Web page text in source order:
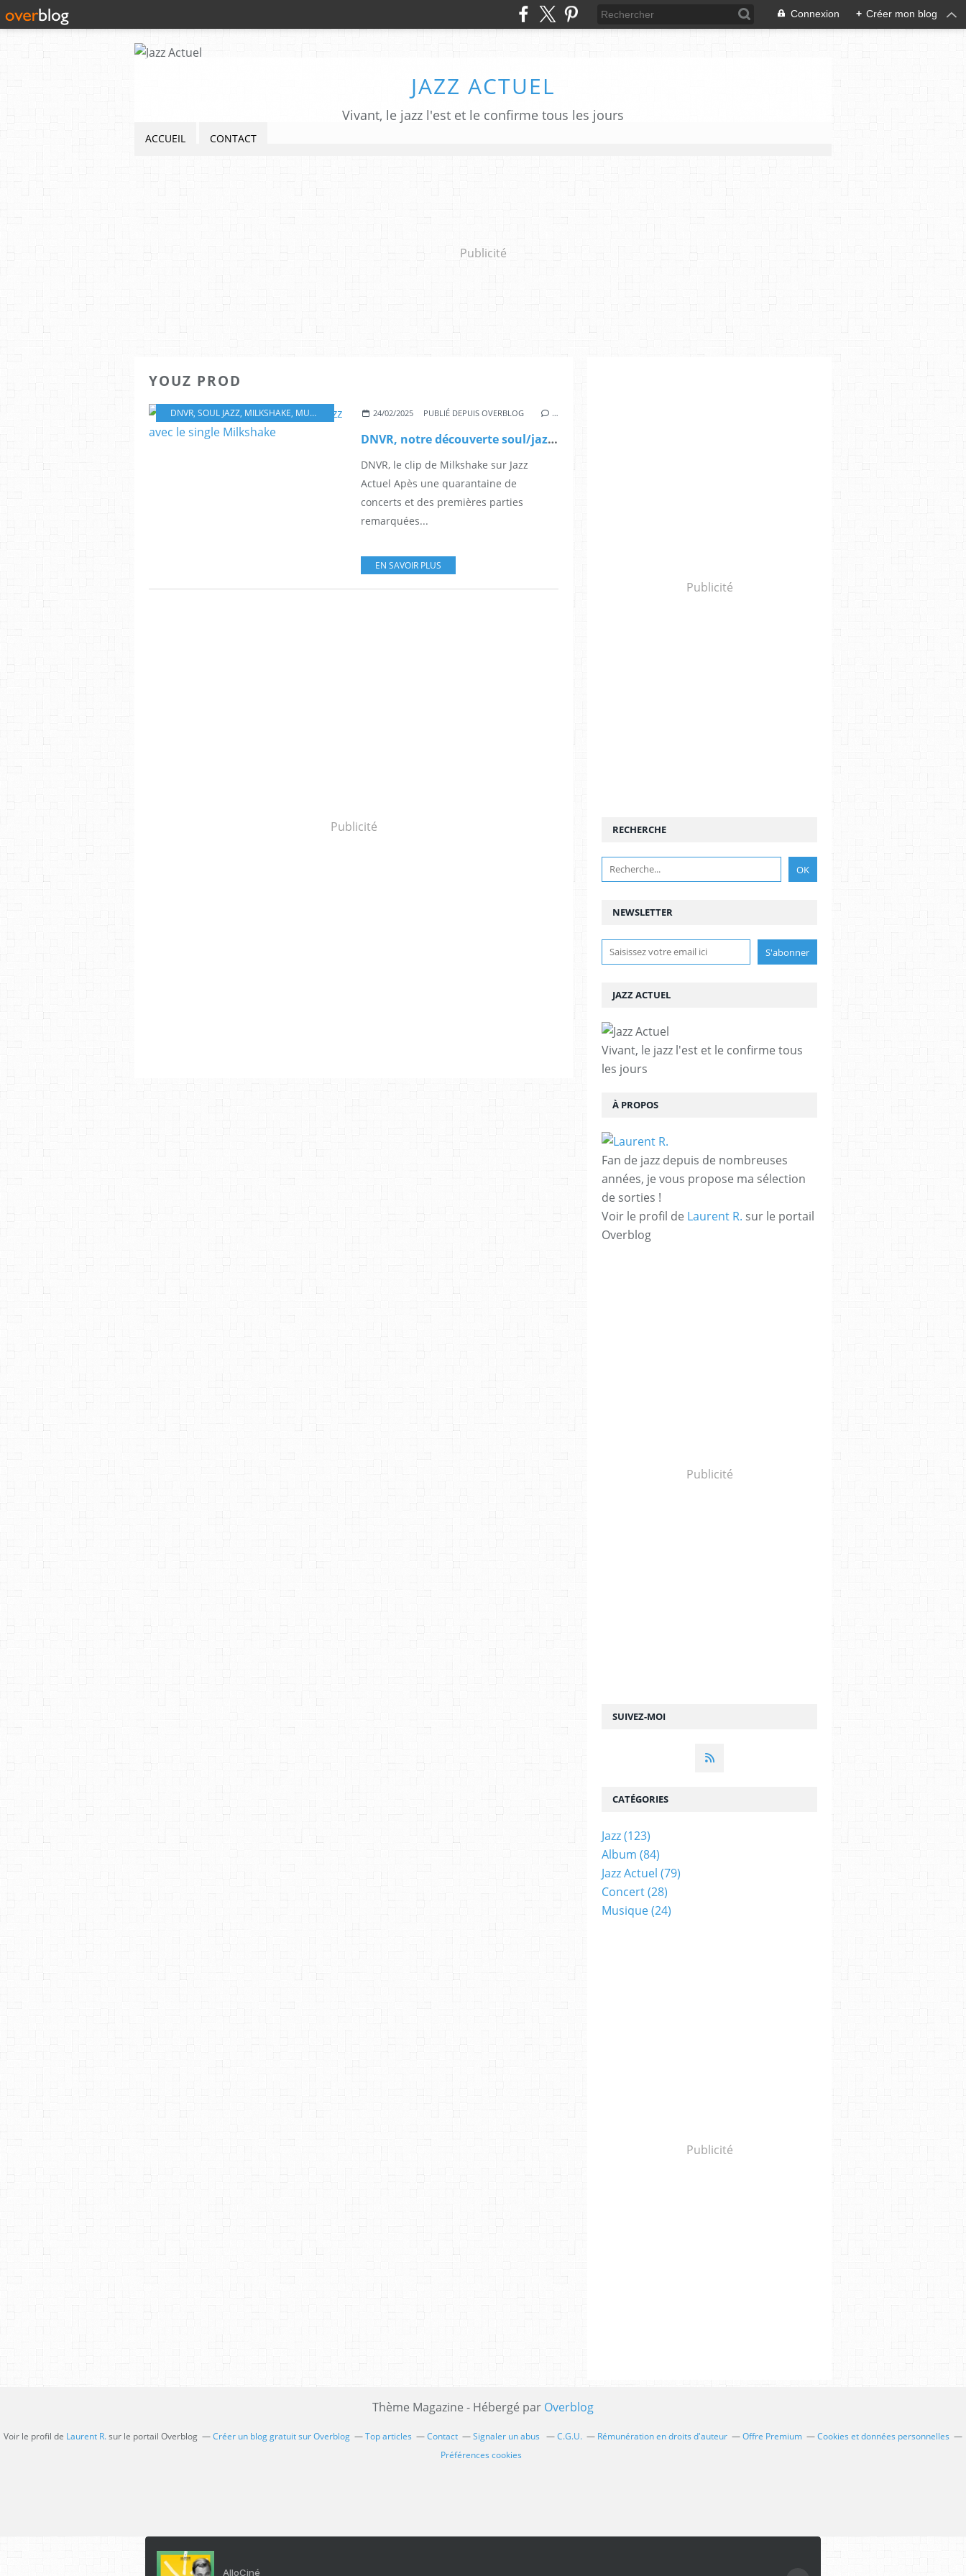
Connexion + Créer mon blog
JAZZ ACTUEL
Vivant, le jazz l'est et le confirme tous les jours
ACCUEIL CONTACT
Publicité
YOUZ PROD
DNVR, SOUL JAZZ, MILKSHAKE, MUSIQUE ,FUNK ,YOUZ PROD MALTED MILK,AMY WINEHOUSE ,ARNAUF FRADIN LAURENT VIOLETTE
24/02/2025 PUBLIÉ DEPUIS OVERBLOG …
DNVR, notre découverte soul/jazz avec le single Milkshake
DNVR, le clip de Milkshake sur Jazz
Actuel Apès une quarantaine de
concerts et des premières parties
remarquées...
EN SAVOIR PLUS
Publicité
Publicité
NEWSLETTER
SUIVEZ-MOI
RECHERCHE
JAZZ ACTUEL
Vivant, le jazz l'est et le confirme tous
les jours
À PROPOS
Fan de jazz depuis de nombreuses
années, je vous propose ma sélection
de sorties !
Voir le profil de Laurent R. sur le portail
Overblog
Publicité
CATÉGORIES
Jazz(123)
Album (84)
Jazz Actuel (79)
Concert(28)
Musique(24)
Publicité
Thème Magazine - Hébergé par Overblog
Voir le profil de Laurent R.sur le portail Overblog Créer un blog gratuit sur Overblog Top articles Contact Signaler un abus C.G.U. Rémunération en droits d'auteur Offre Premium
Cookies et données personnelles
Préférences cookies
AlloCiné